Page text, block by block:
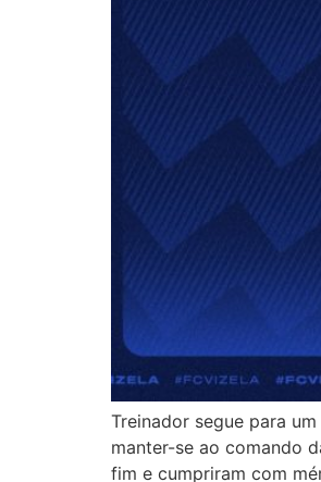
Treinador segue para
manter-se ao comando
fim e cumpriram com